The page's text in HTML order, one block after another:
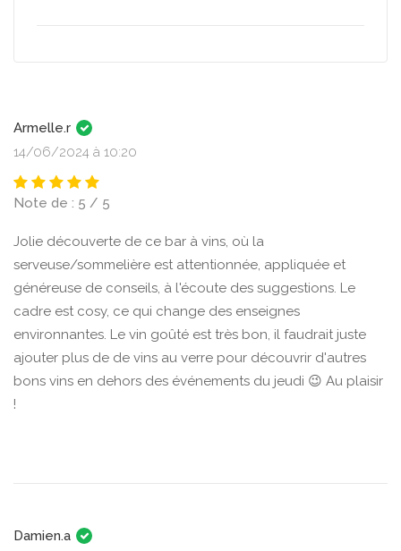
Armelle.r
14/06/2024 à 10:20
Note de : 5 / 5
Jolie découverte de ce bar à vins, où la
serveuse/sommelière est attentionnée, appliquée et
généreuse de conseils, à l'écoute des suggestions. Le
cadre est cosy, ce qui change des enseignes
environnantes. Le vin goûté est très bon, il faudrait juste
ajouter plus de de vins au verre pour découvrir d'autres
bons vins en dehors des événements du jeudi 😉 Au plaisir
!
Damien.a